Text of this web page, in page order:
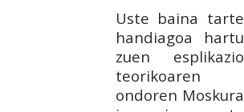
Uste baina tarte
handiagoa hartu
zuen esplikazio
teorikoaren
ondoren Moskura